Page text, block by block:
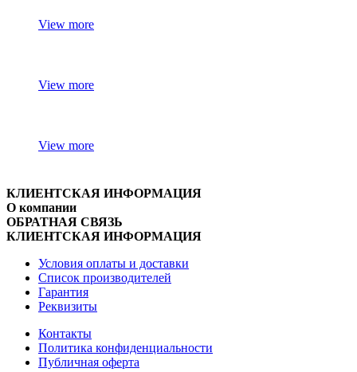
View more
View more
View more
КЛИЕНТСКАЯ ИНФОРМАЦИЯ
О компании
ОБРАТНАЯ СВЯЗЬ
КЛИЕНТСКАЯ ИНФОРМАЦИЯ
Условия оплаты и доставки
Список производителей
Гарантия
Реквизиты
Контакты
Политика конфиденциальности
Публичная оферта